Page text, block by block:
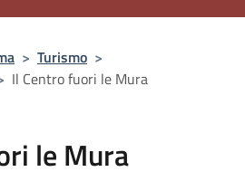
> Turismo >
Il Centro fuori le Mura
le Mura